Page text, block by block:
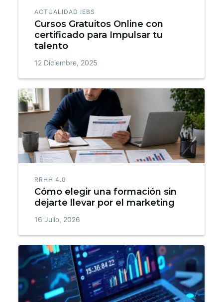
ACTUALIDAD IEBS
Cursos Gratuitos Online con
certificado para Impulsar tu
talento
12 Diciembre, 2025
RRHH 4.0
Cómo elegir una formación sin
dejarte llevar por el marketing
16 Julio, 2026